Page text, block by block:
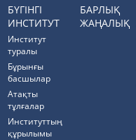
БҮГІНГІ
ИНСТИТУТ
Институт
туралы
Бұрынғы
басшылар
Атақты
тұлғалар
Институттың
құрылымы
БАРЛЫҚ
ЖАҢАЛЫҚ